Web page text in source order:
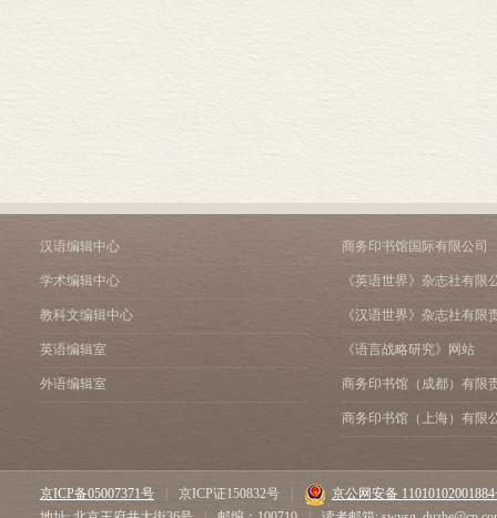
汉语编辑中心
学术编辑中心
教科文编辑中心
英语编辑室
外语编辑室
商务印书馆国际有限公司
《英语世界》杂志社有限
《汉语世界》杂志社有限
《语言战略研究》网站
商务印书馆（成都）有限
商务印书馆（上海）有限
京ICP备05007371号 京ICP证150832号
京公网安备